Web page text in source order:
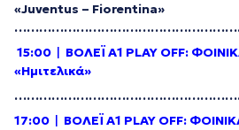
«Juventus – Fiorentina»
15:00 | ΒΟΛΕΪΑ1 PLAY OFF:
«Ημιτελικά»
17:00 | ΒΟΛΕΪΑ1 PLAY OFF: